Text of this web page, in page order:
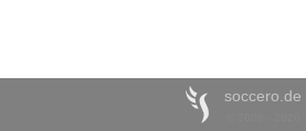
soccero.de